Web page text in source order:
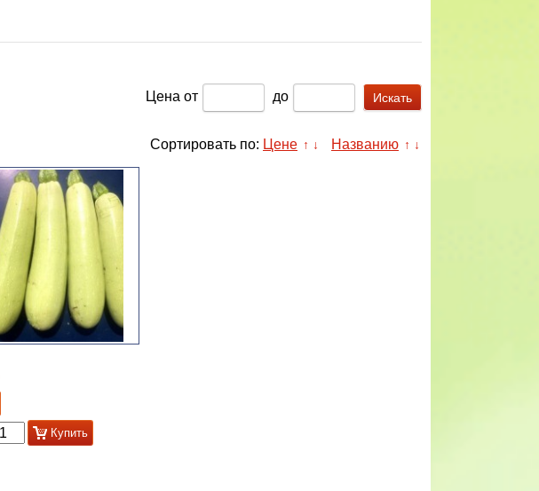
Цена от до
Сортировать по: Цене ↑ ↓ Названию ↑ ↓
Купить